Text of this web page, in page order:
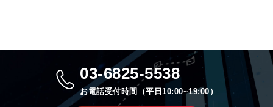
03-6825-5538
お電話受付時間（平日10:00~19:00）